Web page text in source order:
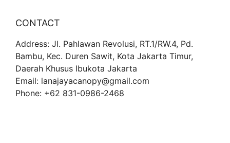
CONTACT
Address: Jl. Pahlawan Revolusi, RT.1/RW.4, Pd.
Bambu, Kec. Duren Sawit, Kota Jakarta Timur,
Daerah Khusus Ibukota Jakarta
Email: lanajayacanopy@gmail.com
Phone: +62 831-0986-2468